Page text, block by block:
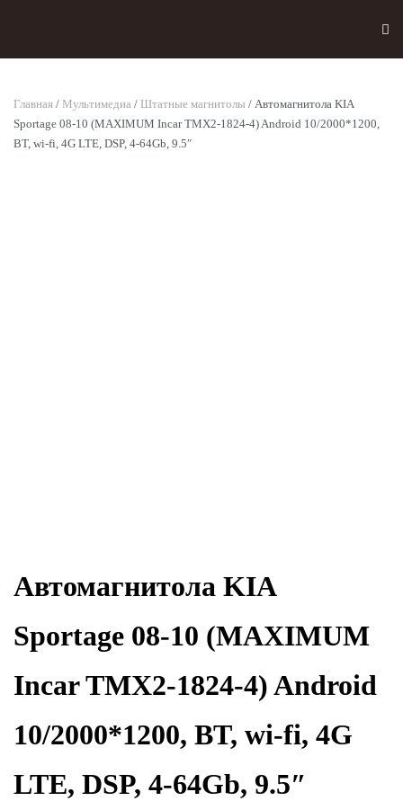
Главная / Мультимедиа / Штатные магнитолы / Автомагнитола KIA
Sportage 08-10 (MAXIMUM Incar TMX2-1824-4) Android 10/2000*1200,
BT, wi-fi, 4G LTE, DSP, 4-64Gb, 9.5″
Автомагнитола KIA
Sportage 08-10 (MAXIMUM
Incar TMX2-1824-4) Android
10/2000*1200, BT, wi-fi, 4G
LTE, DSP, 4-64Gb, 9.5″